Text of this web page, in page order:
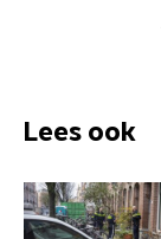
Lees ook